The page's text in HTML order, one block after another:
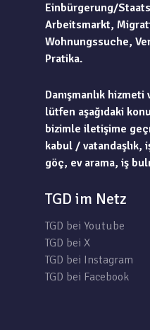
Einbürgerung/
Arbeitsmarkt,
Wohnungssuche,
Pratika.
Danışmanlık
lütfen aşağıdaki
bizimle iletişime
kabul / vatandaşlık,
göç, ev arama, iş
TGD im Netz
TGD bei Youtube
TGD bei X
TGD bei Instagram
TGD bei Facebook